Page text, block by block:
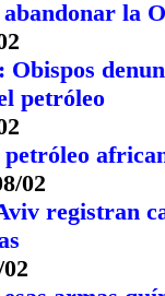
la
petróleo
02
registran